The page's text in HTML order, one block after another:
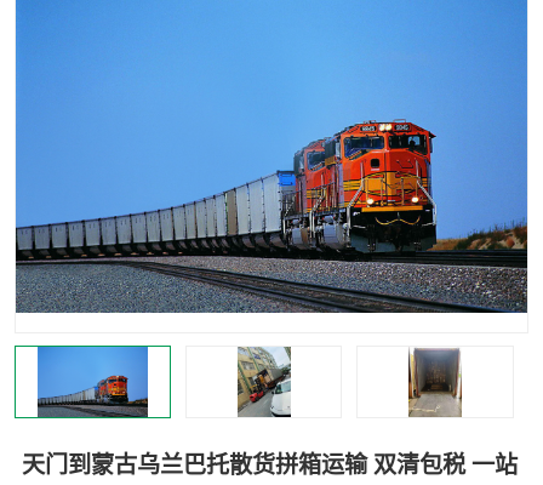
天门到蒙古乌兰巴托散货拼箱运输 双清包税 一站